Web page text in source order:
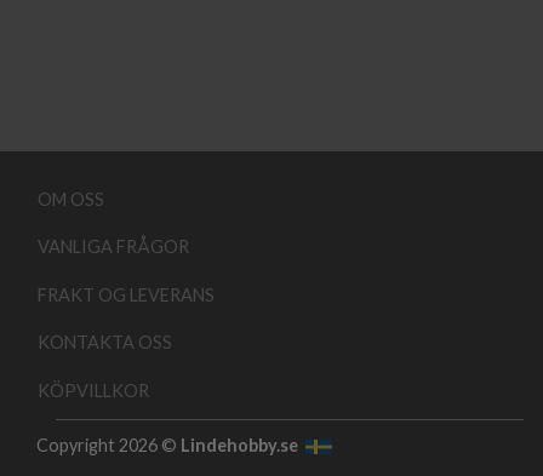
OM OSS
VANLIGA FRÅGOR
FRAKT OG LEVERANS
KONTAKTA OSS
KÖPVILLKOR
Copyright 2026 © Lindehobby.se